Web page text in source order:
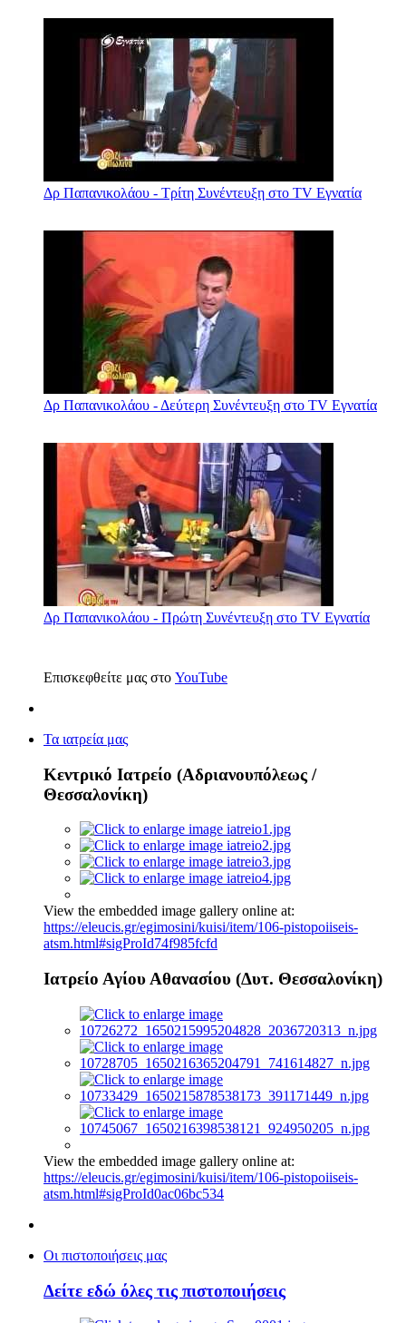
Δρ Παπανικολάου - Τρίτη Συνέντευξη στο TV Εγνατία
Δρ Παπανικολάου - Δεύτερη Συνέντευξη στο TV Εγνατία
Δρ Παπανικολάου - Πρώτη Συνέντευξη στο TV Εγνατία
Επισκεφθείτε μας στο YouTube
Τα ιατρεία μας
Κεντρικό Ιατρείο (Αδριανουπόλεως /
Θεσσαλονίκη)
View the embedded image gallery online at:
https://eleucis.gr/egimosini/kuisi/item/106-pistopoiiseis-
atsm.html#sigProId74f985fcfd
Ιατρείο Αγίου Αθανασίου (Δυτ. Θεσσαλονίκη)
View the embedded image gallery online at:
https://eleucis.gr/egimosini/kuisi/item/106-pistopoiiseis-
atsm.html#sigProId0ac06bc534
Οι πιστοποιήσεις μας
Δείτε εδώ όλες τις πιστοποιήσεις